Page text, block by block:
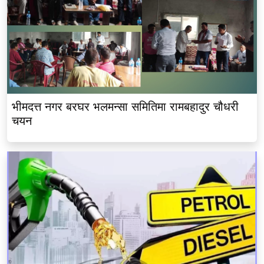
भीमदत्त नगर बरघर भलमन्सा समितिमा रामबहादुर चौधरी
चयन